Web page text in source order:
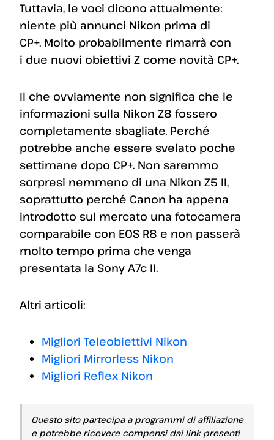
Tuttavia, le voci dicono attualmente:
niente più annunci Nikon prima di
CP+. Molto probabilmente rimarrà con
i due nuovi obiettivi Z come novità CP+.
Il che ovviamente non significa che le
informazioni sulla Nikon Z8 fossero
completamente sbagliate. Perché
potrebbe anche essere svelato poche
settimane dopo CP+. Non saremmo
sorpresi nemmeno di una Nikon Z5 II,
soprattutto perché Canon ha appena
introdotto sul mercato una fotocamera
comparabile con EOS R8 e non passerà
molto tempo prima che venga
presentata la Sony A7c II.
Altri articoli:
Migliori Teleobiettivi Nikon
Migliori Mirrorless Nikon
Migliori Reflex Nikon
Questo sito partecipa a programmi di affiliazione
e potrebbe ricevere compensi dai link presenti